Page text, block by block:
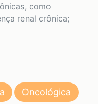
como
renal crônica;
Oncológica